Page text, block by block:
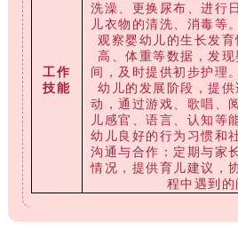
工作
技能
洗澡、更换尿布、进行
儿衣物的清洗、消毒等
观察婴幼儿的生长发
高、体重等数据，发
间，及时提供初步护理
幼儿的发展阶段，提
动，通过游戏、歌唱、
儿感官、语言、认知等
幼儿良好的行为习惯和
沟通与合作：定期与家
情况，提供育儿建议，
程中遇到的